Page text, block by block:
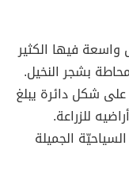
فيها الكثير
بشجر النخيل.
شكل دائرة يبلغ
للزراعة.
الجميلة